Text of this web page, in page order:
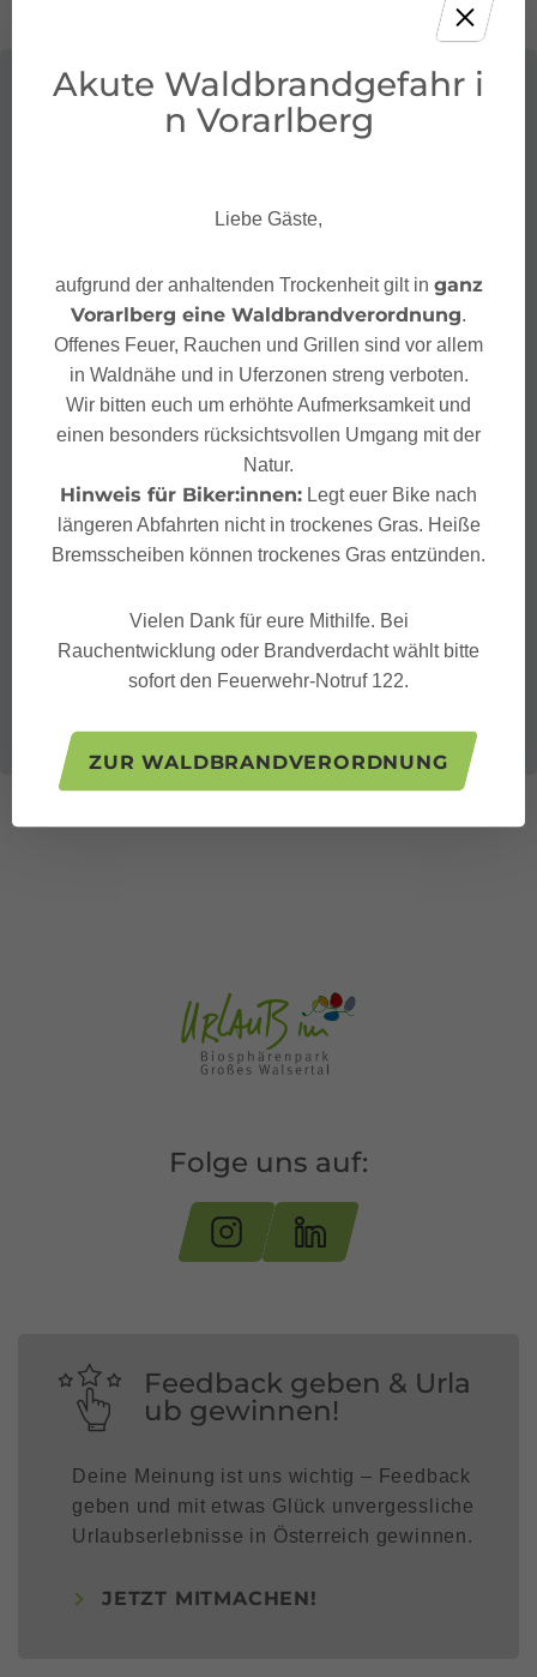
Folge uns auf:
Feedback geben & Urla
ub gewinnen!
Deine Meinung ist uns wichtig – Feedback
geben und mit etwas Glück unvergessliche
Urlaubserlebnisse in Österreich gewinnen.
JETZT MITMACHEN!
Akute Waldbrandgefahr i
n Vorarlberg
Liebe Gäste,
aufgrund der anhaltenden Trockenheit gilt in ganz
Vorarlberg eine Waldbrandverordnung.
Offenes Feuer, Rauchen und Grillen sind vor allem
in Waldnähe und in Uferzonen streng verboten.
Wir bitten euch um erhöhte Aufmerksamkeit und
einen besonders rücksichtsvollen Umgang mit der
Natur.
Hinweis für Biker:innen: Legt euer Bike nach
längeren Abfahrten nicht in trockenes Gras. Heiße
Bremsscheiben können trockenes Gras entzünden.
Vielen Dank für eure Mithilfe. Bei
Rauchentwicklung oder Brandverdacht wählt bitte
sofort den Feuerwehr-Notruf 122.
ZUR WALDBRANDVERORDNUNG